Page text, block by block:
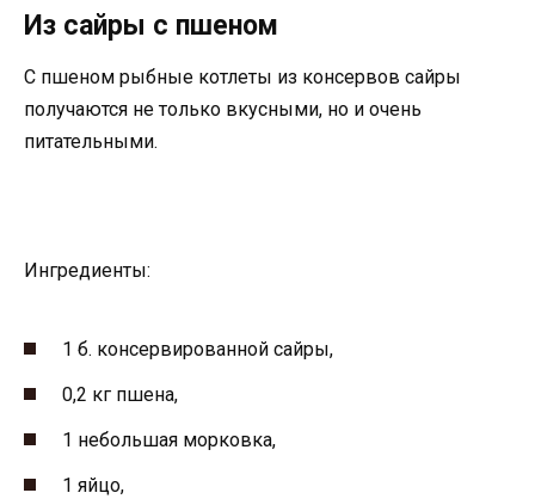
Из сайры с пшеном
С пшеном рыбные котлеты из консервов сайры
получаются не только вкусными, но и очень
питательными.
Ингредиенты:
1 б. консервированной сайры,
0,2 кг пшена,
1 небольшая морковка,
1 яйцо,